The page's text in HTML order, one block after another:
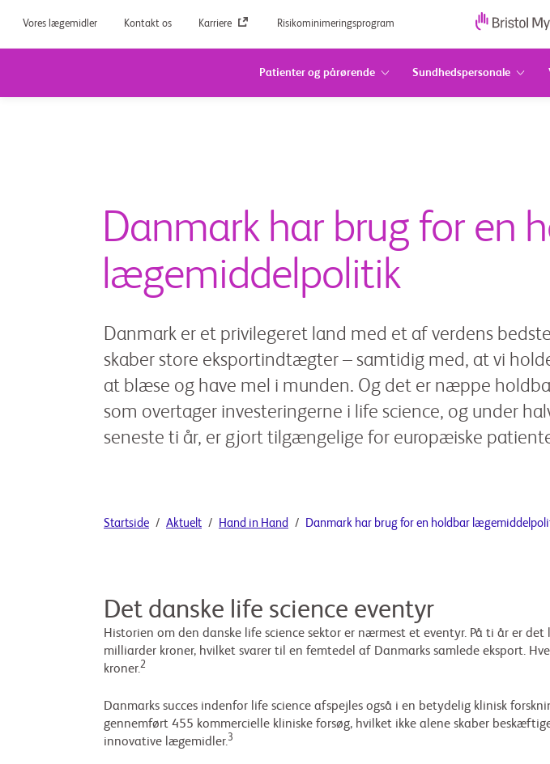
Vores lægemidler Kontakt os Karriere Risikominimeringsprogram
Patienter og pårørende Sundhedspersonale
Danmark har brug for en
lægemiddelpolitik
Danmark er et privilegeret land med et af verdens
skaber store eksportindtægter – samtidig med, at vi
at blæse og have mel i munden. Og det er næppe
som overtager investeringerne i life science, og under
seneste ti år, er gjort tilgængelige for europæiske
Startside Aktuelt Hand in Hand Danmark har brug for en holdbar
Det danske life science eventyr
Historien om den danske life science sektor er nærmest et eventyr. På ti år er
milliarder kroner, hvilket svarer til en femtedel af Danmarks samlede eksport.
kroner.2
Danmarks succes indenfor life science afspejles også i en betydelig klinisk
gennemført 455 kommercielle kliniske forsøg, hvilket ikke alene skaber
innovative lægemidler.3